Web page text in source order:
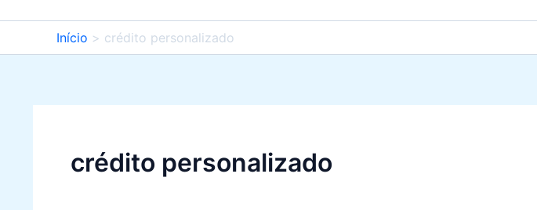
Início crédito personalizado
crédito personalizado